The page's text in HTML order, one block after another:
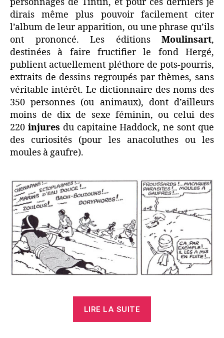
celui-
là)
personnages de Tintin, et pour ces derniers je
dirais même plus pouvoir facilement citer
l’album de leur apparition, ou une phrase qu’ils
ont prononcé. Les éditions Moulinsart,
destinées à faire fructifier le fond Hergé,
publient actuellement pléthore de pots-pourris,
extraits de dessins regroupés par thèmes, sans
véritable intérêt. Le dictionnaire des noms des
350 personnes (ou animaux), dont d’ailleurs
moins de dix de sexe féminin, ou celui des
220 injures du capitaine Haddock, ne sont que
des curiosités (pour les anacoluthes ou les
moules à gaufre).
LIRE LA SUITE